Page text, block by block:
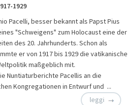
1929
Pacelli, besser bekannt als Papst Pius
"Schweigens" zum Holocaust eine der
des 20. Jahrhunderts. Schon als
er von 1917 bis 1929 die vatikanische
maßgeblich mit.
Nuntiaturberichte Pacellis an die
Kongregationen in Entwurf und ...
leggi